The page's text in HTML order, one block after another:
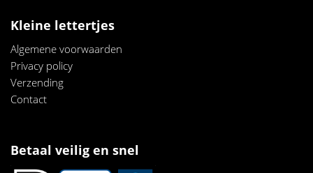
Kleine lettertjes
Algemene voorwaarden
Privacy policy
Verzending
Contact
Betaal veilig en snel